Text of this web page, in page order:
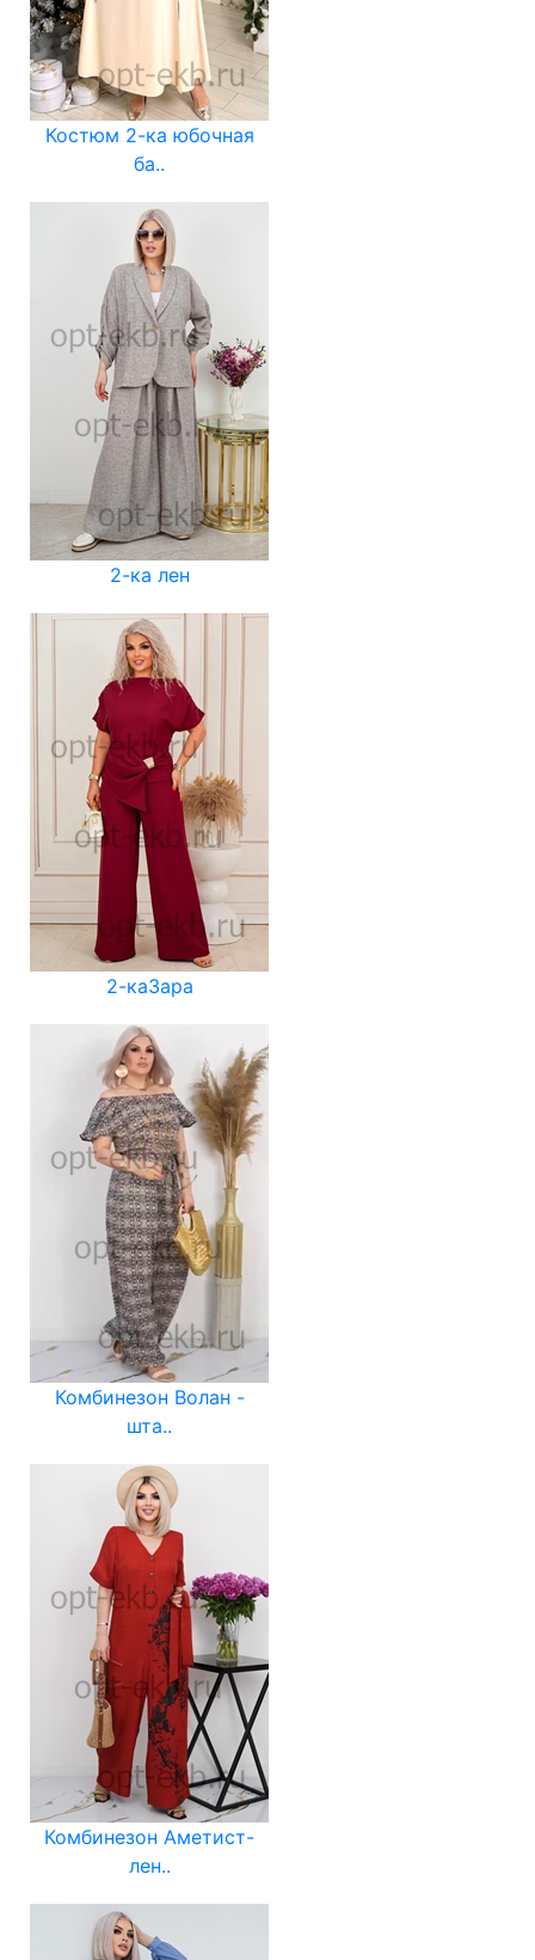
Костюм 2-ка юбочная
ба..
2-ка лен
2-каЗара
Комбинезон Волан -
шта..
Комбинезон Аметист-
лен..